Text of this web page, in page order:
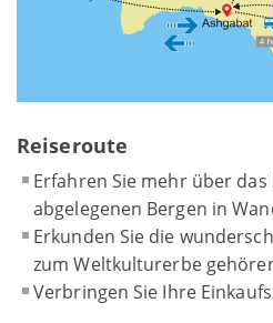
Reiseroute
Erfahren Sie mehr über
abgelegenen Bergen in
Erkunden Sie die
zum Weltkulturerbe
Verbringen Sie Ihre